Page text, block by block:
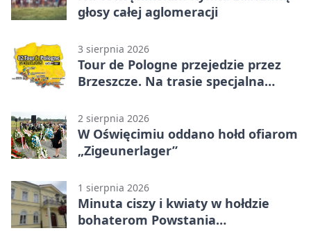
głosy całej aglomeracji
3 sierpnia 2026
Tour de Pologne przejedzie przez
Brzeszcze. Na trasie specjalna
2 sierpnia 2026
W Oświęcimiu oddano hołd ofiarom
„Zigeunerlager”
1 sierpnia 2026
Minuta ciszy i kwiaty w hołdzie
bohaterom Powstania